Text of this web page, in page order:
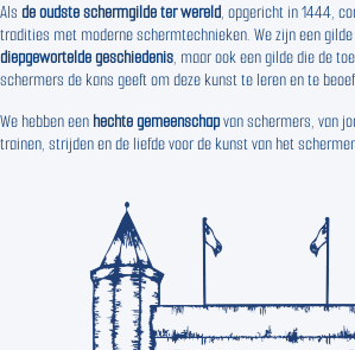
Als de oudste schermgilde ter wereld, opgericht in 1444,
tradities met moderne schermtechnieken. We zijn een
diepgewortelde geschiedenis, maar ook een gilde die de
schermers de kans geeft om deze kunst te leren en te
We hebben een hechte gemeenschapvan schermers, van
trainen, strijden en de liefde voor de kunst van het